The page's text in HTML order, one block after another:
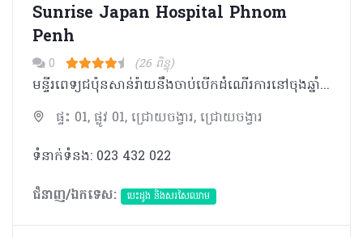
Sunrise Japan Hospital Phnom
Penh
0 (26 ពិន្ទុ)
មន្ទីរពេទ្យជប៉ុនសាន់រ៉ាយនឹងចាប់បើកដំណើរការនៅចុងឆ្នាំ ២០១៦នេះ។ក្រុមគ្រូពេទ្យ និងគិលានុបដ្ឋាកជាជនជាតិជប៉ុន រួមជាមួយនឹងអ្នក ជំនាញដែលមានបទពិសោធន៍នឹងធ្វើការសហការណ៍ជាមួយបុគ្គលិកជាជនជាតិកម្ពុជាដើម្បីផ្តល់សេវាថែទាំវេជ្ជសាស្រ្តតាមបែបជប៉ុនជូន លោក-អ្នក។ នែកដែលមានក្នុងមន្ទីរពេទ្យ មាន១៣ផ្នែកដូចខាងក្រោមៈ ផ្នែកសង្រ្គោះបន្ទាន់ ផ្នែករបួស ផ្នែកជម្ងឺឆ្លង ផ្នែកជម្ងឺទូទៅ ផ្នែកវះកាត់ទូទៅ ផ្នែកព្យាបាលជម្ងឺប្រដាប់រំលាយអាហារ ផ្នែកបេះដូង ផ្នែកពិគ្រោះជម្ងឺតាមអ៊ិនធើណិត ផ្នែកវះកាត់ប្រព័ន្ធប្រសាទ ផ្នែកសរសៃឈាមប្រសាទ ផ្នែកប្រព័ន្ធប្រសាទ ផ្នែកស្តាកាយនិតិសម្បទា និងផ្នែកពិនិត្យសុខភាព។
ផ្ទះ 01, ផ្លូវ 01, ជ្រោយចង្វារ, ជ្រោយចង្វារ
ទំនាក់ទំនង: 023 ​432​ 022
ជំនាញ/ឯកទេស:
បេះដូង​ និងសរសៃឈាម